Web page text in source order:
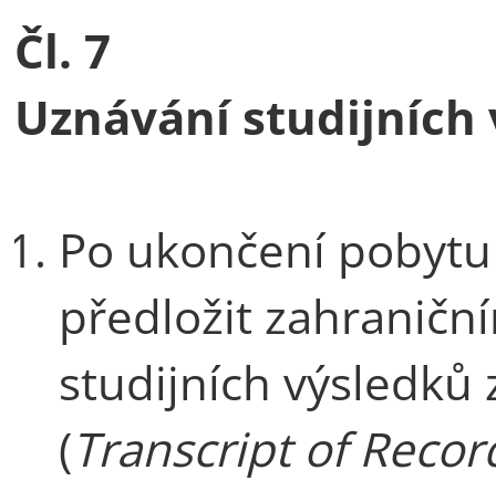
Čl. 7
Uznávání studijních
Po ukončení
předložit
studijních výsledků
(Transcript of